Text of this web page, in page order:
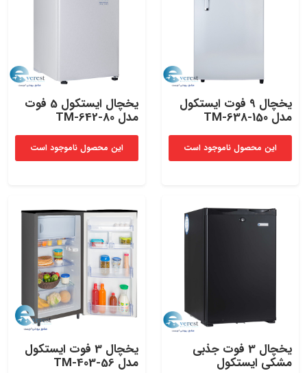
یخچال 9 فوت ایستکول
مدل TM-638-150
این محصول ناموجود است
یخچال ایستکول 5 فوت
مدل TM-642-80
این محصول ناموجود است
یخچال 3 فوت جذبی
مشکی ایستکول
یخچال 3 فوت ایستکول
مدل TM-403-56